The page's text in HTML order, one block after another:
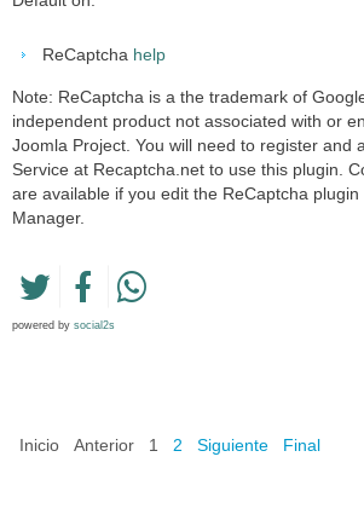
ReCaptcha help
Note: ReCaptcha is a the trademark of
independent product not associated with or
Joomla Project. You will need to register and
Service at Recaptcha.net to use this plugin.
are available if you edit the ReCaptcha plugin
Manager.
powered by social2s
Inicio Anterior 1 2 Siguiente Final